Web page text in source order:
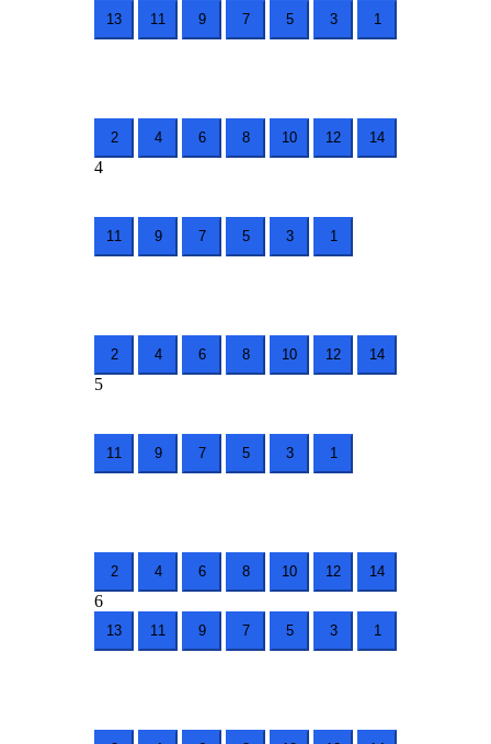
13 11 9 7 5 3 1
2 4 6 8 10 12 14
4
11 9 7 5 3 1
2 4 6 8 10 12 14
5
11 9 7 5 3 1
2 4 6 8 10 12 14
6
13 11 9 7 5 3 1